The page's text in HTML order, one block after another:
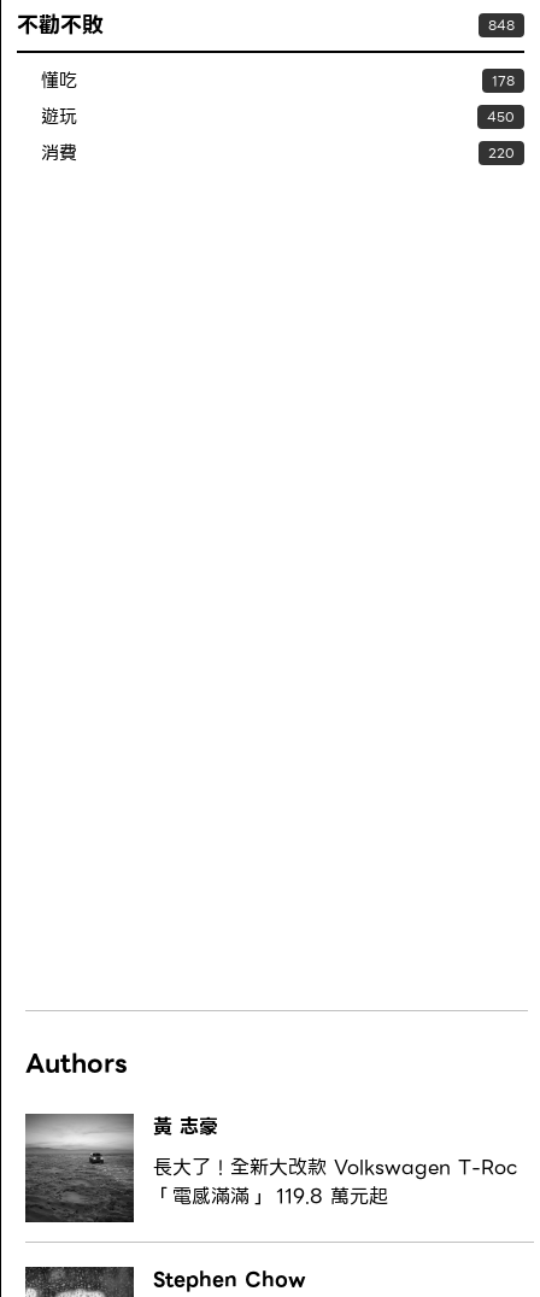
不勸不敗 848
懂吃 178
遊玩 450
消費 220
Authors
黃 志豪
長大了！全新大改款 Volkswagen T-Roc
「電感滿滿」 119.8 萬元起
Stephen Chow